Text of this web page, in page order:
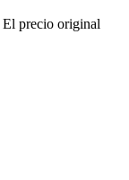
El precio original